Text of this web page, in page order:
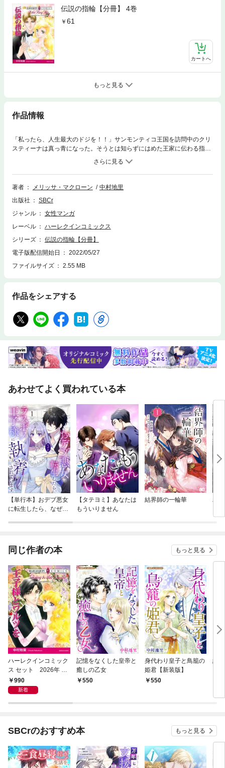
伝説の指輪【分冊】 4巻
61
カートへ
もっと見る
作品情報
「私ったら、人生最大のドジを！！」サンモンティコ王国を訪問中のクリ
スティーナは真っ青になった。そうとは知らずにはめた王家に伝わる指輪
が薬指から抜けなくなってしまったのだ。指輪の“伝説”によれば、彼女は1
0日以内に王国のリシャール殿下と結婚しなくてはならない！！国を挙げ
ての大騒動、はたして2人の運命は―――！？
著者
メリッサ・マクローン
中村地里
出版社
SBCr
ジャンル
女性マンガ
レーベル
ハーレクインコミックス
シリーズ
伝説の指輪【分冊】
電子版配信開始日
2022/05/27
ファイルサイズ
2.55 MB
作品をシェアする
あわせてよく買われている本
【単行本】おデブ悪女
に転生したら、なぜか
【タテヨミ】あなたは
もういりません
結界師の一輪華
バ
今
同じ作者の本 もっと見る
ハーレクインコミック
ス セット 2026年 vo
l.940
990
新着
記憶をなくした皇帝と
癒しの乙女
550
身代わり皇子と鳥籠の
姫君【新装版】
550
絆
SBCrのおすすめ本 もっと見る